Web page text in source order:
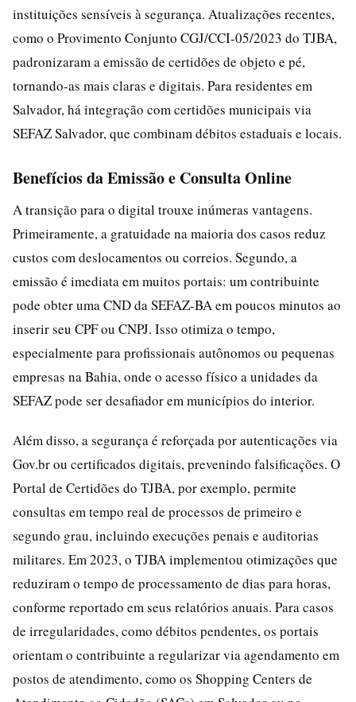
instituições sensíveis à segurança. Atualizações recentes,
como o Provimento Conjunto CGJ/CCI-05/2023 do TJBA,
padronizaram a emissão de certidões de objeto e pé,
tornando-as mais claras e digitais. Para residentes em
Salvador, há integração com certidões municipais via
SEFAZ Salvador, que combinam débitos estaduais e locais.
Benefícios da Emissão e Consulta Online
A transição para o digital trouxe inúmeras vantagens.
Primeiramente, a gratuidade na maioria dos casos reduz
custos com deslocamentos ou correios. Segundo, a
emissão é imediata em muitos portais: um contribuinte
pode obter uma CND da SEFAZ-BA em poucos minutos ao
inserir seu CPF ou CNPJ. Isso otimiza o tempo,
especialmente para profissionais autônomos ou pequenas
empresas na Bahia, onde o acesso físico a unidades da
SEFAZ pode ser desafiador em municípios do interior.
Além disso, a segurança é reforçada por autenticações via
Gov.br ou certificados digitais, prevenindo falsificações. O
Portal de Certidões do TJBA, por exemplo, permite
consultas em tempo real de processos de primeiro e
segundo grau, incluindo execuções penais e auditorias
militares. Em 2023, o TJBA implementou otimizações que
reduziram o tempo de processamento de dias para horas,
conforme reportado em seus relatórios anuais. Para casos
de irregularidades, como débitos pendentes, os portais
orientam o contribuinte a regularizar via agendamento em
postos de atendimento, como os Shopping Centers de